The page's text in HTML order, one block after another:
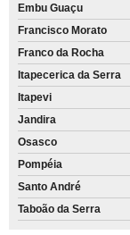
Embu Guaçu
Francisco Morato
Franco da Rocha
Itapecerica da Serra
Itapevi
Jandira
Osasco
Pompéia
Santo André
Taboão da Serra